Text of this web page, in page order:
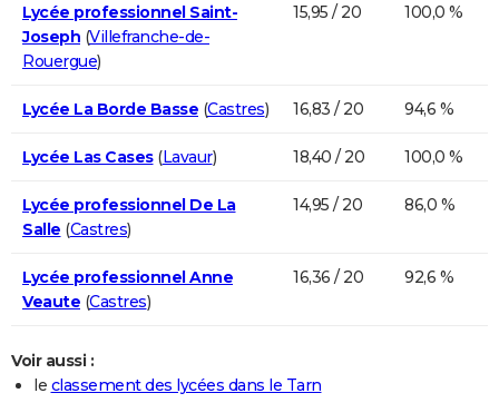
Lycée professionnel Saint-
Joseph (Villefranche-de-
Rouergue)
15,95 / 20 100,0 %
Lycée La Borde Basse (Castres) 16,83 / 20 94,6 %
Lycée Las Cases(Lavaur) 18,40 / 20 100,0 %
Lycée professionnel De La
Salle (Castres)
14,95 / 20 86,0 %
Lycée professionnel Anne
Veaute (Castres)
16,36 / 20 92,6 %
Voir aussi :
le classement des lycées dans le Tarn